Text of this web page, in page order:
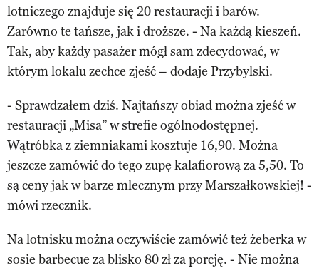
lotniczego znajduje się 20 restauracji i barów.
Zarówno te tańsze, jak i droższe. - Na każdą kieszeń.
Tak, aby każdy pasażer mógł sam zdecydować, w
którym lokalu zechce zjeść – dodaje Przybylski.
- Sprawdzałem dziś. Najtańszy obiad można zjeść w
restauracji „Misa” w strefie ogólnodostępnej.
Wątróbka z ziemniakami kosztuje 16,90. Można
jeszcze zamówić do tego zupę kalafiorową za 5,50. To
są ceny jak w barze mlecznym przy Marszałkowskiej! -
mówi rzecznik.
Na lotnisku można oczywiście zamówić też żeberka w
sosie barbecue za blisko 80 zł za porcję. - Nie można